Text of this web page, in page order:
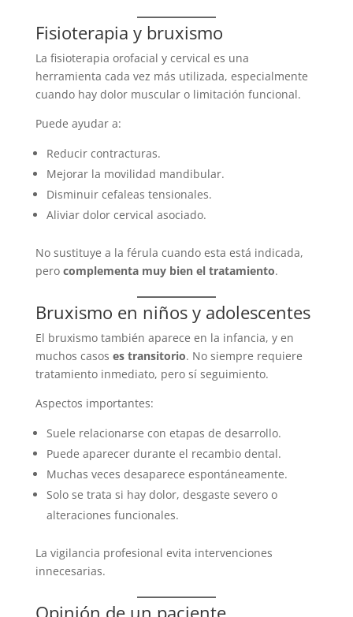
Fisioterapia y bruxismo
La fisioterapia orofacial y cervical es una
herramienta cada vez más utilizada, especialmente
cuando hay dolor muscular o limitación funcional.
Puede ayudar a:
Reducir contracturas.
Mejorar la movilidad mandibular.
Disminuir cefaleas tensionales.
Aliviar dolor cervical asociado.
No sustituye a la férula cuando esta está indicada,
pero complementa muy bien el tratamiento.
Bruxismo en niños y adolescentes
El bruxismo también aparece en la infancia, y en
muchos casos es transitorio. No siempre requiere
tratamiento inmediato, pero sí seguimiento.
Aspectos importantes:
Suele relacionarse con etapas de desarrollo.
Puede aparecer durante el recambio dental.
Muchas veces desaparece espontáneamente.
Solo se trata si hay dolor, desgaste severo o
alteraciones funcionales.
La vigilancia profesional evita intervenciones
innecesarias.